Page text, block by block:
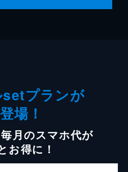
プランが
場！
月のスマホ代が
お得に！